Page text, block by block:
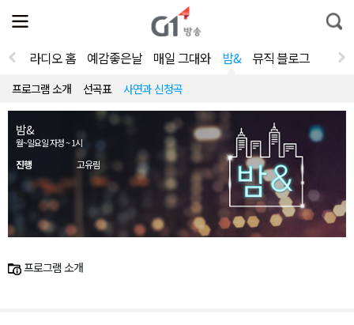
전
체
뉴
열
통
합
라디오 홈 예감좋은날 매일 그대와 밤& 뮤직 블로그
프로그램 소개 선곡표 사연과 신청곡
밤&
월~일요일 자정 ~ 1시
진행 고유림
프로그램 소개